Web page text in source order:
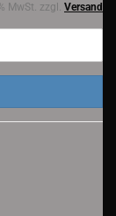
MwSt. zzgl. Versand